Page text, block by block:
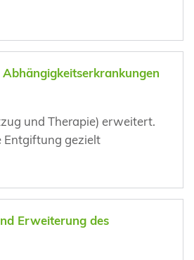
und Therapie) erweitert.
Entgiftung gezielt
Erweiterung des